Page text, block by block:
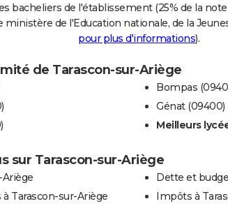
bacheliers de l'établissement (25% de la
ministère de l'Education nationale, de la
pour plus d'informations).
de Tarascon-sur-Ariège
Bompas
Génat (09400)
Meilleurs
sur Tarascon-sur-Ariège
à Tarascon-sur-Ariège
Dette et
Impôts à